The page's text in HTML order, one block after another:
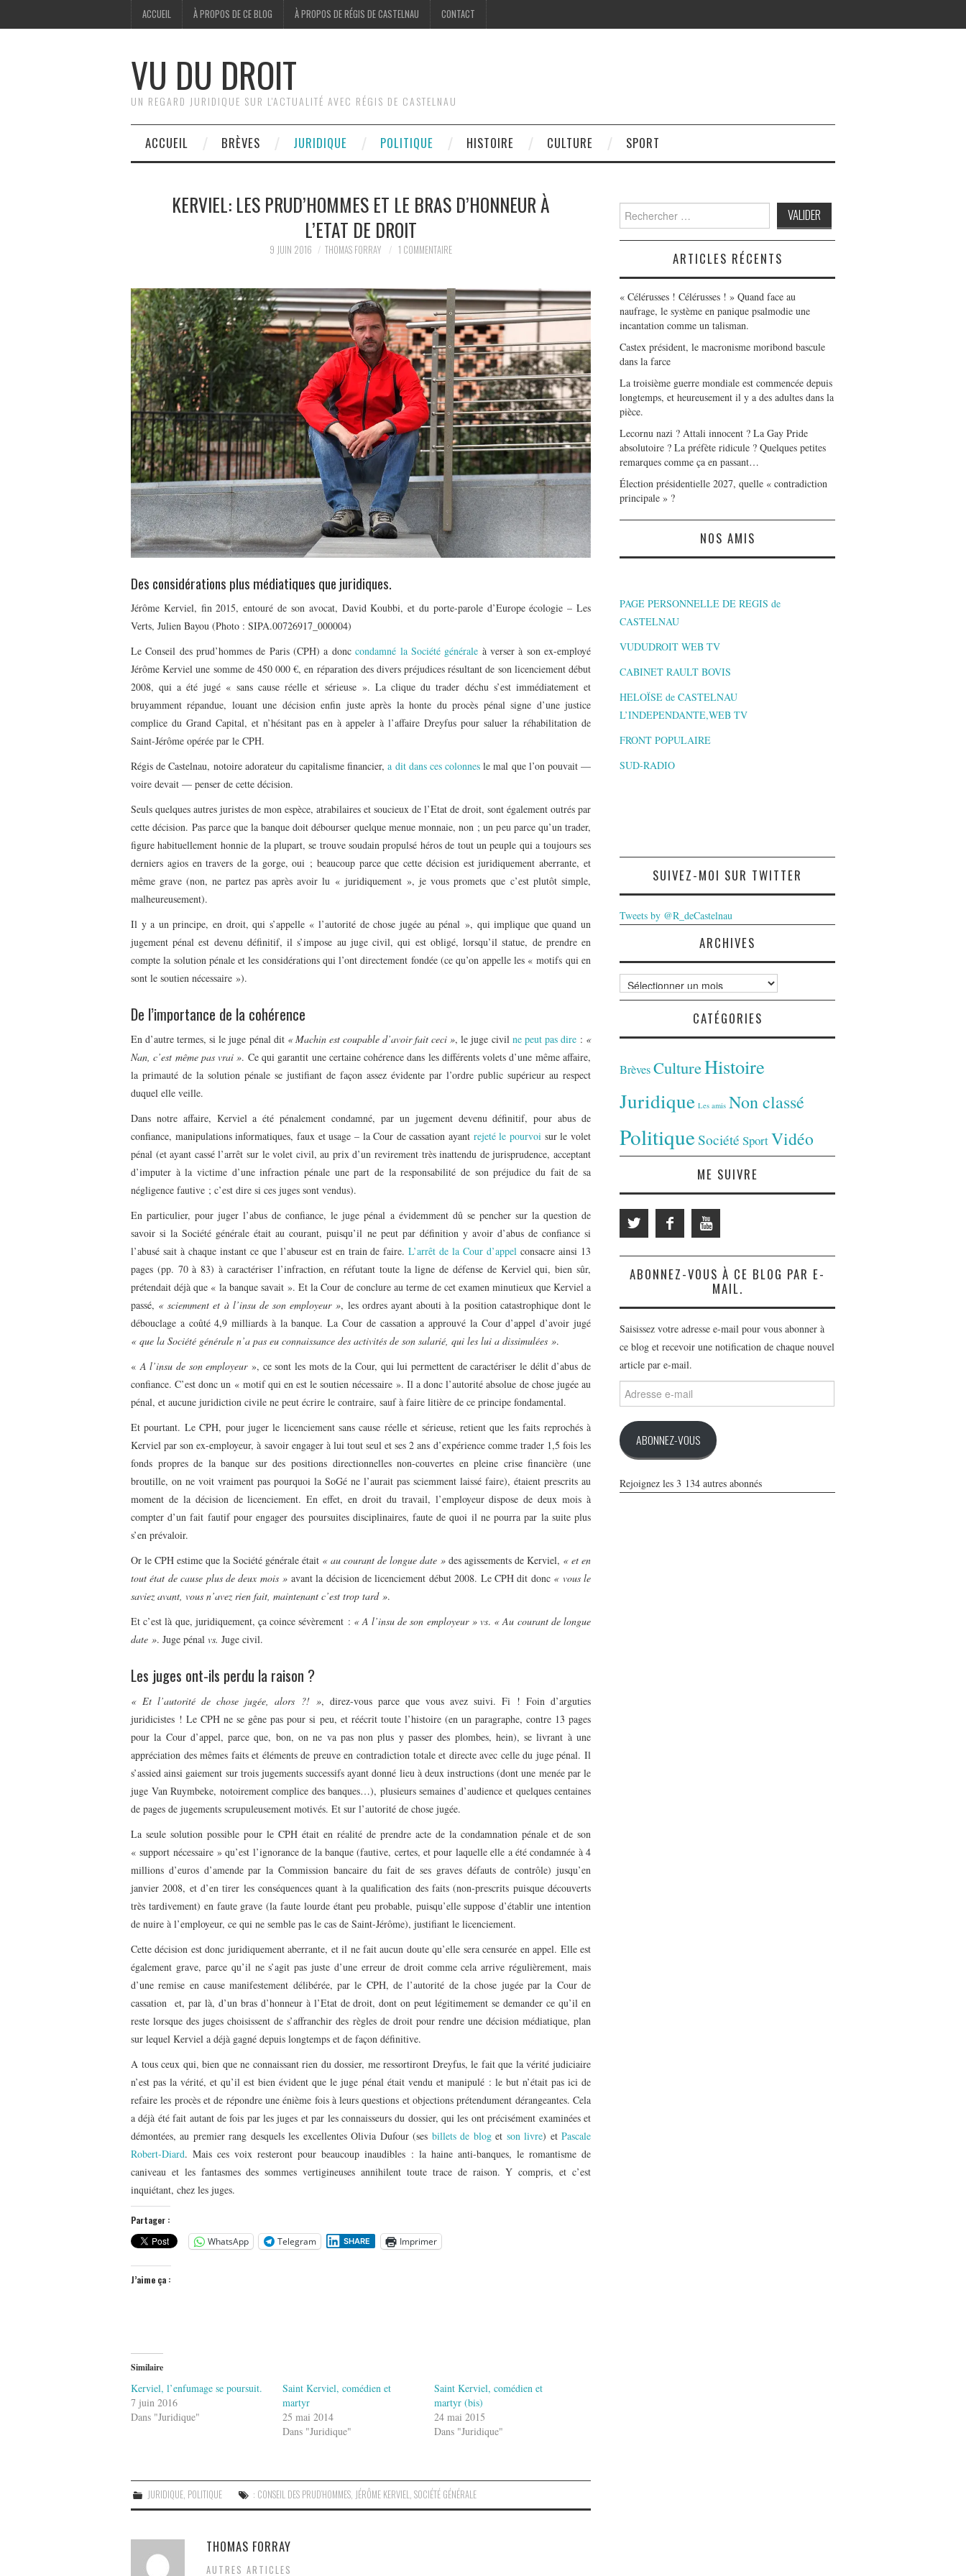
ACCUEIL À PROPOS DE CE BLOG À PROPOS DE RÉGIS DE CASTELNAU CONTACT
VU DU DROIT
UN REGARD JURIDIQUE SUR L'ACTUALITÉ AVEC RÉGIS DE CASTELNAU
ACCUEIL BRÈVES JURIDIQUE POLITIQUE HISTOIRE CULTURE SPORT
KERVIEL: LES PRUD’HOMMES ET LE BRAS D’HONNEUR À
L’ETAT DE DROIT
9 JUIN 2016 THOMAS FORRAY 1 COMMENTAIRE
Des considérations plus médiatiques que juridiques.
Jérôme Kerviel, fin 2015, entouré de son avocat, David Koubbi, et du porte-parole d’Europe écologie – Les
Verts, Julien Bayou (Photo : SIPA.00726917_000004)
Le Conseil des prud’hommes de Paris (CPH) a donccondamné la Société générale à verser à son ex-employé
Jérôme Kerviel une somme de 450 000 €, en réparation des divers préjudices résultant de son licenciement début
2008, qui a été jugé « sans cause réelle et sérieuse ». La clique du trader déchu s’est immédiatement et
bruyamment répandue, louant une décision enfin juste après la honte du procès pénal signe d’une justice
complice du Grand Capital, et n’hésitant pas en à appeler à l’affaire Dreyfus pour saluer la réhabilitation de
Saint-Jérôme opérée par le CPH.
Régis de Castelnau, notoire adorateur du capitalisme financier,a dit dans ces colonnes le mal que l’on pouvait —
voire devait — penser de cette décision.
Seuls quelques autres juristes de mon espèce, atrabilaires et soucieux de l’Etat de droit, sont également outrés par
cette décision. Pas parce que la banque doit débourser quelque menue monnaie, non ; un peu parce qu’un trader,
figure habituellement honnie de la plupart, se trouve soudain propulsé héros de tout un peuple qui a toujours ses
derniers agios en travers de la gorge, oui ; beaucoup parce que cette décision est juridiquement aberrante, et
même grave (non, ne partez pas après avoir lu « juridiquement », je vous promets que c’est plutôt simple,
malheureusement).
Il y a un principe, en droit, qui s’appelle « l’autorité de chose jugée au pénal », qui implique que quand un
jugement pénal est devenu définitif, il s’impose au juge civil, qui est obligé, lorsqu’il statue, de prendre en
compte la solution pénale et les considérations qui l’ont directement fondée (ce qu’on appelle les « motifs qui en
sont le soutien nécessaire »).
De l’importance de la cohérence
En d’autre termes, si le juge pénal dit « Machin est coupable d’avoir fait ceci », le juge civil ne peut pas dire: «
Nan, c’est même pas vrai ». Ce qui garantit une certaine cohérence dans les différents volets d’une même affaire,
la primauté de la solution pénale se justifiant de façon assez évidente par l’ordre public supérieur au respect
duquel elle veille.
Dans notre affaire, Kerviel a été pénalement condamné, par un jugement devenu définitif, pour abus de
confiance, manipulations informatiques, faux et usage – la Cour de cassation ayant rejeté le pourvoi sur le volet
pénal (et ayant cassé l’arrêt sur le volet civil, au prix d’un revirement très inattendu de jurisprudence, acceptant
d’imputer à la victime d’une infraction pénale une part de la responsabilité de son préjudice du fait de sa
négligence fautive ; c’est dire si ces juges sont vendus).
En particulier, pour juger l’abus de confiance, le juge pénal a évidemment dû se pencher sur la question de
savoir si la Société générale était au courant, puisqu’il ne peut par définition y avoir d’abus de confiance si
l’abusé sait à chaque instant ce que l’abuseur est en train de faire.L’arrêt de la Cour d’appel consacre ainsi 13
pages (pp. 70 à 83) à caractériser l’infraction, en réfutant toute la ligne de défense de Kerviel qui, bien sûr,
prétendait déjà que « la banque savait ». Et la Cour de conclure au terme de cet examen minutieux que Kerviel a
passé, « sciemment et à l’insu de son employeur », les ordres ayant abouti à la position catastrophique dont le
débouclage a coûté 4,9 milliards à la banque. La Cour de cassation a approuvé la Cour d’appel d’avoir jugé
« que la Société générale n’a pas eu connaissance des activités de son salarié, qui les lui a dissimulées ».
«A l’insu de son employeur», ce sont les mots de la Cour, qui lui permettent de caractériser le délit d’abus de
confiance. C’est donc un « motif qui en est le soutien nécessaire ». Il a donc l’autorité absolue de chose jugée au
pénal, et aucune juridiction civile ne peut écrire le contraire, sauf à faire litière de ce principe fondamental.
Et pourtant. Le CPH, pour juger le licenciement sans cause réelle et sérieuse, retient que les faits reprochés à
Kerviel par son ex-employeur, à savoir engager à lui tout seul et ses 2 ans d’expérience comme trader 1,5 fois les
fonds propres de la banque sur des positions directionnelles non-couvertes en pleine crise financière (une
broutille, on ne voit vraiment pas pourquoi la SoGé ne l’aurait pas sciemment laissé faire), étaient prescrits au
moment de la décision de licenciement. En effet, en droit du travail, l’employeur dispose de deux mois à
compter d’un fait fautif pour engager des poursuites disciplinaires, faute de quoi il ne pourra par la suite plus
s’en prévaloir.
Or le CPH estime que la Société générale était « au courant de longue date » des agissements de Kerviel, « et en
tout état de cause plus de deux mois » avant la décision de licenciement début 2008. Le CPH dit donc « vous le
saviez avant, vous n’avez rien fait, maintenant c’est trop tard ».
Et c’est là que, juridiquement, ça coince sévèrement : « A l’insu de son employeur » vs. « Au courant de longue
date ». Juge pénal vs. Juge civil.
Les juges ont-ils perdu la raison ?
« Et l’autorité de chose jugée, alors ?! », direz-vous parce que vous avez suivi. Fi ! Foin d’arguties
juridicistes ! Le CPH ne se gêne pas pour si peu, et réécrit toute l’histoire (en un paragraphe, contre 13 pages
pour la Cour d’appel, parce que, bon, on ne va pas non plus y passer des plombes, hein), se livrant à une
appréciation des mêmes faits et éléments de preuve en contradiction totale et directe avec celle du juge pénal. Il
s’assied ainsi gaiement sur trois jugements successifs ayant donné lieu à deux instructions (dont une menée par le
juge Van Ruymbeke, notoirement complice des banques…), plusieurs semaines d’audience et quelques centaines
de pages de jugements scrupuleusement motivés. Et sur l’autorité de chose jugée.
La seule solution possible pour le CPH était en réalité de prendre acte de la condamnation pénale et de son
« support nécessaire » qu’est l’ignorance de la banque (fautive, certes, et pour laquelle elle a été condamnée à 4
millions d’euros d’amende par la Commission bancaire du fait de ses graves défauts de contrôle) jusqu’en
janvier 2008, et d’en tirer les conséquences quant à la qualification des faits (non-prescrits puisque découverts
très tardivement) en faute grave (la faute lourde étant peu probable, puisqu’elle suppose d’établir une intention
de nuire à l’employeur, ce qui ne semble pas le cas de Saint-Jérôme), justifiant le licenciement.
Cette décision est donc juridiquement aberrante, et il ne fait aucun doute qu’elle sera censurée en appel. Elle est
également grave, parce qu’il ne s’agit pas juste d’une erreur de droit comme cela arrive régulièrement, mais
d’une remise en cause manifestement délibérée, par le CPH, de l’autorité de la chose jugée par la Cour de
cassation et, par là, d’un bras d’honneur à l’Etat de droit, dont on peut légitimement se demander ce qu’il en
reste lorsque des juges choisissent de s’affranchir des règles de droit pour rendre une décision médiatique, plan
sur lequel Kerviel a déjà gagné depuis longtemps et de façon définitive.
A tous ceux qui, bien que ne connaissant rien du dossier, me ressortiront Dreyfus, le fait que la vérité judiciaire
n’est pas la vérité, et qu’il est bien évident que le juge pénal était vendu et manipulé : le but n’était pas ici de
refaire les procès et de répondre une énième fois à leurs questions et objections prétendument dérangeantes. Cela
a déjà été fait autant de fois par les juges et par les connaisseurs du dossier, qui les ont précisément examinées et
démontées, au premier rang desquels les excellentes Olivia Dufour (ses billets de bloget son livre) etPascale
Robert-Diard. Mais ces voix resteront pour beaucoup inaudibles : la haine anti-banques, le romantisme de
caniveau et les fantasmes des sommes vertigineuses annihilent toute trace de raison. Y compris, et c’est
inquiétant, chez les juges.
Partager :
WhatsApp
Telegram SHARE Imprimer
J’aime ça :
Similaire
Kerviel, l’enfumage se poursuit.
7 juin 2016
Dans "Juridique"
Saint Kerviel, comédien et
martyr
25 mai 2014
Dans "Juridique"
Saint Kerviel, comédien et
martyr (bis)
24 mai 2015
Dans "Juridique"
JURIDIQUE POLITIQUE : CONSEIL DES PRUD’HOMMES JÉRÔME KERVIEL ,SOCIÉTÉ GÉNÉRALE
THOMAS FORRAY
AUTRES ARTICLES
Search
for:
ARTICLES RÉCENTS
« Célérusses ! Célérusses ! » Quand face au
naufrage, le système en panique psalmodie une
incantation comme un talisman.
Castex président, le macronisme moribond bascule
dans la farce
La troisième guerre mondiale est commencée depuis
longtemps, et heureusement il y a des adultes dans la
pièce.
Lecornu nazi ? Attali innocent ? La Gay Pride
absolutoire ? La préfète ridicule ? Quelques petites
remarques comme ça en passant…
Élection présidentielle 2027, quelle « contradiction
principale » ?
NOS AMIS
PAGE PERSONNELLE DE REGIS de
CASTELNAU
VUDUDROIT WEB TV
CABINET RAULT BOVIS
HELOÏSE de CASTELNAU
L’INDEPENDANTE,WEB TV
FRONT POPULAIRE
SUD-RADIO
SUIVEZ-MOI SUR TWITTER
Tweets by @R_deCastelnau
ARCHIVES
Archives
CATÉGORIES
BrèvesCultureHistoire
Juridique Les amis Non classé
PolitiqueSociété SportVidéo
ME SUIVRE
ABONNEZ-VOUS À CE BLOG PAR E-
MAIL.
Saisissez votre adresse e-mail pour vous abonner à
ce blog et recevoir une notification de chaque nouvel
article par e-mail.
Adresse
e-
ABONNEZ-VOUS
Rejoignez les 3 134 autres abonnés